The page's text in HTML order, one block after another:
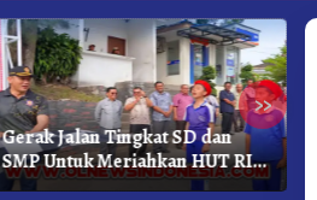
»
Gerak Jalan Tingkat SD dan
SMP Untuk Meriahkan HUT RI
Ke-81 Dibuka Sekda Karo